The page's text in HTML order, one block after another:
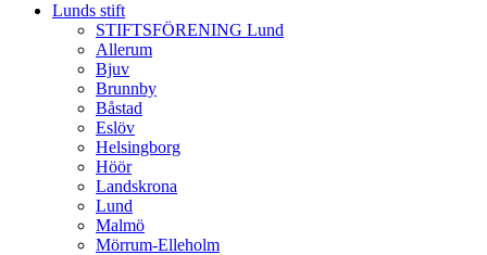
Lunds stift
STIFTSFÖRENING Lund
Allerum
Bjuv
Brunnby
Båstad
Eslöv
Helsingborg
Höör
Landskrona
Lund
Malmö
Mörrum-Elleholm